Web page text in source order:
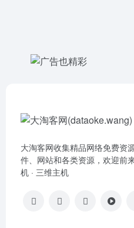
大淘客网收集精品网络免费资
件、网站和各类资源，欢迎前
机 · 三维主机